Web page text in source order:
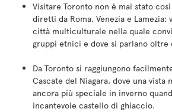
Visitare Toronto non è mai stato
diretti da Roma, Venezia e
città multiculturale nella quale
gruppi etnici e dove si parlano oltre
Da Toronto si raggiungono
Cascate del Niagara, dove una vista
ancora più speciale in inverno
incantevole castello di ghiaccio.